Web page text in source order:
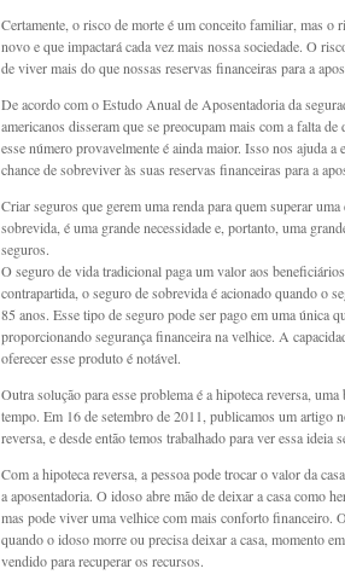
Certamente, o risco de morte é um conceito familiar, mas o
novo e que impactará cada vez mais nossa sociedade. O
de viver mais do que nossas reservas financeiras para a
De acordo com o Estudo Anual de Aposentadoria da
americanos disseram que se preocupam mais com a falta
esse número provavelmente é ainda maior. Isso nos ajuda
chance de sobreviver às suas reservas financeiras para a
Criar seguros que gerem uma renda para quem superar
sobrevida, é uma grande necessidade e, portanto, uma
seguros.
O seguro de vida tradicional paga um valor aos
contrapartida, o seguro de sobrevida é acionado quando o
85 anos. Esse tipo de seguro pode ser pago em uma única
proporcionando segurança financeira na velhice. A
oferecer esse produto é notável.
Outra solução para esse problema é a hipoteca reversa,
tempo. Em 16 de setembro de 2011, publicamos um artigo
reversa, e desde então temos trabalhado para ver essa ideia
Com a hipoteca reversa, a pessoa pode trocar o valor da
a aposentadoria. O idoso abre mão de deixar a casa como
mas pode viver uma velhice com mais conforto financeiro.
quando o idoso morre ou precisa deixar a casa, momento
vendido para recuperar os recursos.